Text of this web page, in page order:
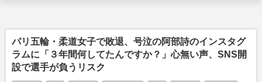
パリ五輪・柔道女子で敗退、号泣の阿部詩のインスタグ
ラムに「３年間何してたんですか？」心無い声、SNS開
設で選手が負うリスク